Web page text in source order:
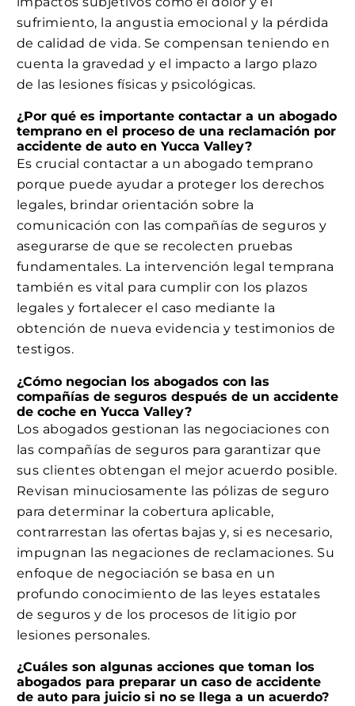
sufrimiento, la angustia emocional y la pérdida
de calidad de vida. Se compensan teniendo en
cuenta la gravedad y el impacto a largo plazo
de las lesiones físicas y psicológicas.
¿Por qué es importante contactar a un abogado
temprano en el proceso de una reclamación por
accidente de auto en Yucca Valley?
Es crucial contactar a un abogado temprano
porque puede ayudar a proteger los derechos
legales, brindar orientación sobre la
comunicación con las compañías de seguros y
asegurarse de que se recolecten pruebas
fundamentales. La intervención legal temprana
también es vital para cumplir con los plazos
legales y fortalecer el caso mediante la
obtención de nueva evidencia y testimonios de
testigos.
¿Cómo negocian los abogados con las
compañías de seguros después de un accidente
de coche en Yucca Valley?
Los abogados gestionan las negociaciones con
las compañías de seguros para garantizar que
sus clientes obtengan el mejor acuerdo posible.
Revisan minuciosamente las pólizas de seguro
para determinar la cobertura aplicable,
contrarrestan las ofertas bajas y, si es necesario,
impugnan las negaciones de reclamaciones. Su
enfoque de negociación se basa en un
profundo conocimiento de las leyes estatales
de seguros y de los procesos de litigio por
lesiones personales.
¿Cuáles son algunas acciones que toman los
abogados para preparar un caso de accidente
de auto para juicio si no se llega a un acuerdo?